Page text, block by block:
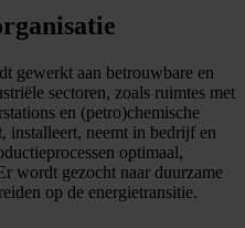
gewerkt aan betrouwbare en
sectoren, zoals ruimtes met
en (petro)chemische
installeert, neemt in bedrijf en
optimaal,
wordt gezocht naar duurzame
op de energietransitie.